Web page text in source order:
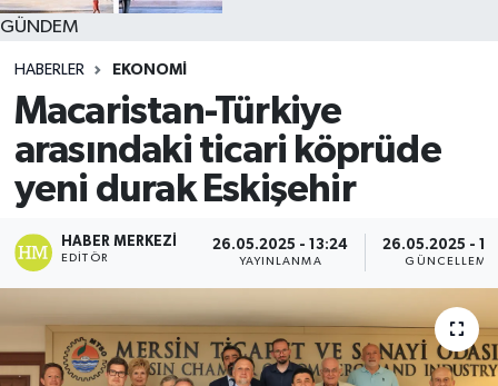
GÜNDEM
HABERLER EKONOMİ
Macaristan-Türkiye
arasındaki ticari köprüde
yeni durak Eskişehir
HABER MERKEZI
EDITÖR
26.05.2025 - 13:24
YAYINLANMA
26.05.2025 -
GÜNCELLEME